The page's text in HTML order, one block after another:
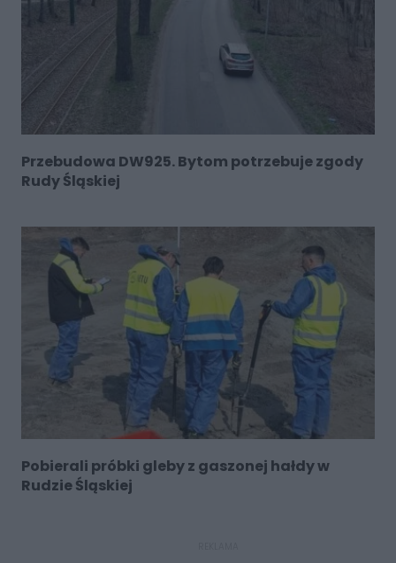
Przebudowa DW925. Bytom potrzebuje zgody
Rudy Śląskiej
Pobierali próbki gleby z gaszonej hałdy w
Rudzie Śląskiej